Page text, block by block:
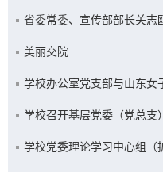
省委常委、宣传部部长关志
工作
美丽交院
学校办公室党支部与山东女
党支部联合开展主题党日活动
学校召开基层党委（党总支
习近平新时代中国特色社会
学校党委理论学习中心组（